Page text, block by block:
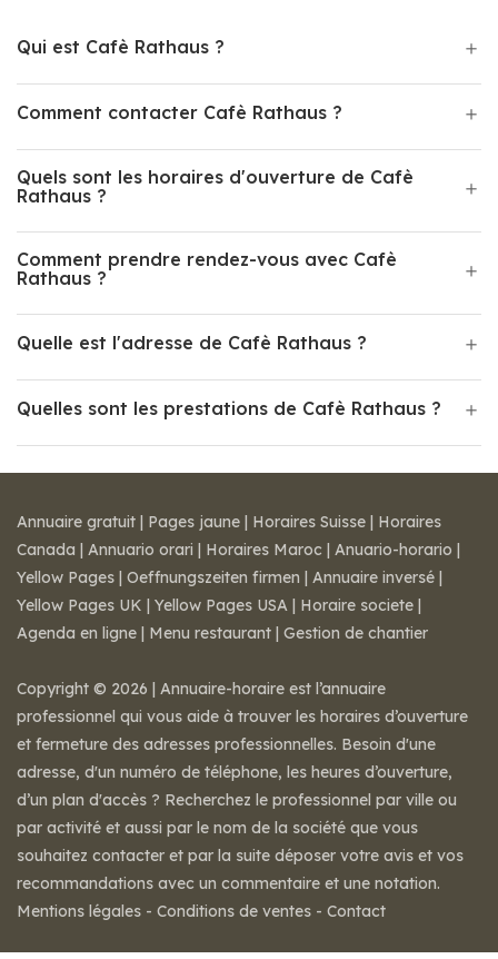
Qui est Cafè Rathaus ?
Comment contacter Cafè Rathaus ?
Quels sont les horaires d'ouverture de Cafè
Rathaus ?
Comment prendre rendez-vous avec Cafè
Rathaus ?
Quelle est l'adresse de Cafè Rathaus ?
Quelles sont les prestations de Cafè Rathaus ?
Annuaire gratuit | Pages jaune | Horaires Suisse | Horaires
Canada | Annuario orari | Horaires Maroc | Anuario-horario |
Yellow Pages | Oeffnungszeiten firmen | Annuaire inversé |
Yellow Pages UK | Yellow Pages USA | Horaire societe |
Agenda en ligne | Menu restaurant | Gestion de chantier
Copyright © 2026 | Annuaire-horaire est l’annuaire
professionnel qui vous aide à trouver les horaires d’ouverture
et fermeture des adresses professionnelles. Besoin d'une
adresse, d'un numéro de téléphone, les heures d’ouverture,
d’un plan d'accès ? Recherchez le professionnel par ville ou
par activité et aussi par le nom de la société que vous
souhaitez contacter et par la suite déposer votre avis et vos
recommandations avec un commentaire et une notation.
Mentions légales - Conditions de ventes - Contact